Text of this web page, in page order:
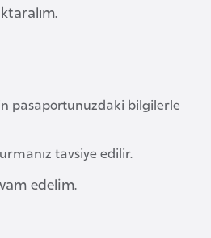
pasaportunuzdaki bilgilerle
tavsiye edilir.
edelim.